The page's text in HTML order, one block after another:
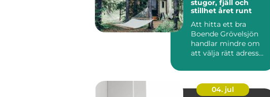
stugor, fjäll och
stillhet året runt
Att hitta ett bra
Boende Grövelsjön
handlar mindre om
att välja rätt adress
vil...
04. jul